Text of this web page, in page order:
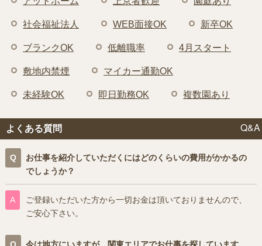
社会福祉法人 WEB面接OK 新卒OK
ブランクOK 低離職率 4月スタート
敷地内禁煙 マイカー通勤OK
未経験OK 即日勤務OK 複数園あり
よくある質問 Q&A
お仕事を紹介していただくにはどのくらいの費用がかかるの
でしょうか？
ご登録いただいた方から一切お金は頂いておりませんので、
ご安心下さい。